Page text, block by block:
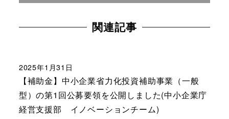
関連記事
【補助金】中小企業省力化投資補助事業（一般
型）の第1回公募要領を公開しました(中小企業庁
経営支援部 イノベーションチーム)
2025年1月31日